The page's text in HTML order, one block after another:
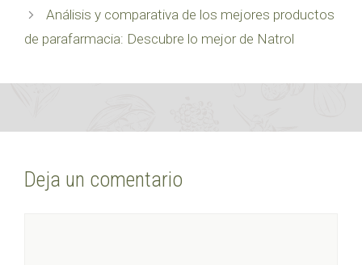
Análisis y comparativa de los mejores productos
de parafarmacia: Descubre lo mejor de Natrol
Deja un comentario